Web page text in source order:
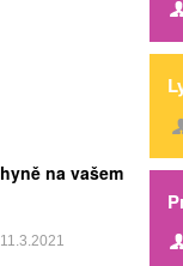
na vašem
11.3.2021